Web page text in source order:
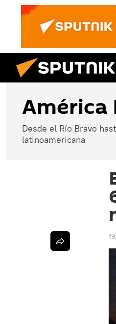
América
Desde el Río Bravo
latinoamericana